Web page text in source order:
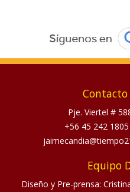
Contacto
Pje. Viertel #
+56 45 242 1805
Equipo
Diseño y Pre-prensa: